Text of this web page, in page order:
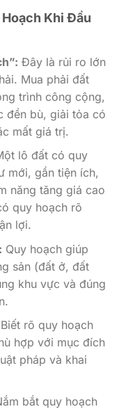
Hoạch Khi Đầu
Đây là rủi ro lớn
Mua phải đất
trình công cộng,
đền bù, giải tỏa có
mất giá trị.
lô đất có quy
mới, gần tiện ích,
năng tăng giá cao
quy hoạch rõ
lợi.
Quy hoạch giúp
sản (đất ở, đất
khu vực và đúng
Biết rõ quy hoạch
hợp với mục đích
pháp và khai
bắt quy hoạch